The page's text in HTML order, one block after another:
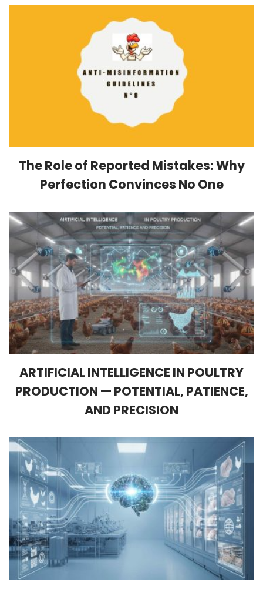
The Role of Reported Mistakes: Why
Perfection Convinces No One
ARTIFICIAL INTELLIGENCE IN POULTRY
PRODUCTION — POTENTIAL, PATIENCE,
AND PRECISION